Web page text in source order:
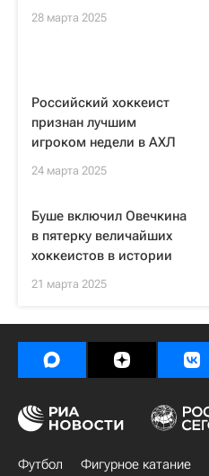
28 марта 2025
Российский хоккеист
признан лучшим
игроком недели в АХЛ
24 марта 2025
Буше включил Овечкина
в пятерку величайших
хоккеистов в истории
21 марта 2025
Футбол Фигурное катание